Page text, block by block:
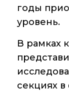
Библиотека
Профком
Документы
годы
уровень.
В рамках
секциях